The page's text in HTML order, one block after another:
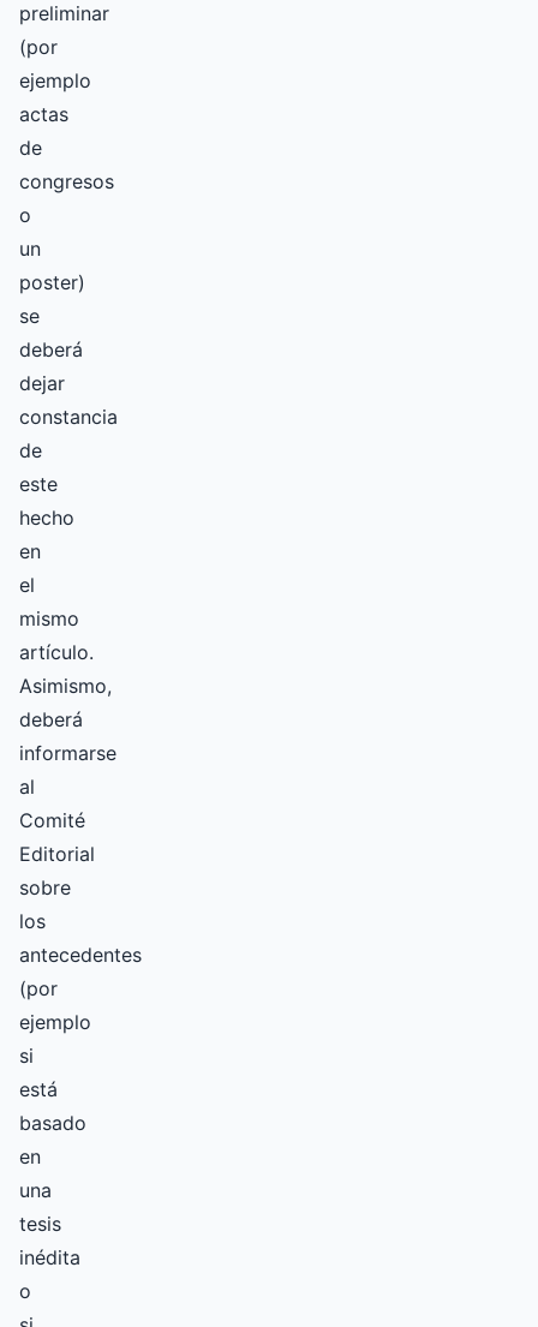
preliminar
(por
ejemplo
actas
de
congresos
o
un
poster)
se
deberá
dejar
constancia
de
este
hecho
en
el
mismo
artículo.
Asimismo,
deberá
informarse
al
Comité
Editorial
sobre
los
antecedentes
(por
ejemplo
si
está
basado
en
una
tesis
inédita
o